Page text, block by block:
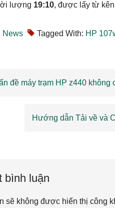
lượng 19:10, được lấy từ
News Tagged With: HP
đề máy trạm HP z440
Next
Hướng dẫn Tải về và
bình luận
sẽ không được hiển thị công